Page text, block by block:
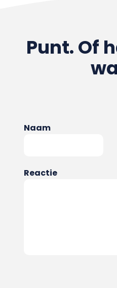
Punt. Of
Naam
Reactie